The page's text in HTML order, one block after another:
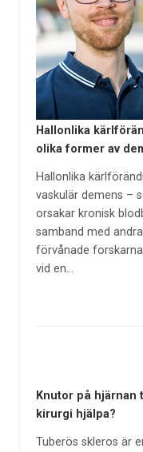
Hallonlika
olika former av
Hallonlika
vaskulär demens –
orsakar kronisk
samband med
förvånade
vid en…
Knutor på
kirurgi hjälpa?
Tuberös skleros är